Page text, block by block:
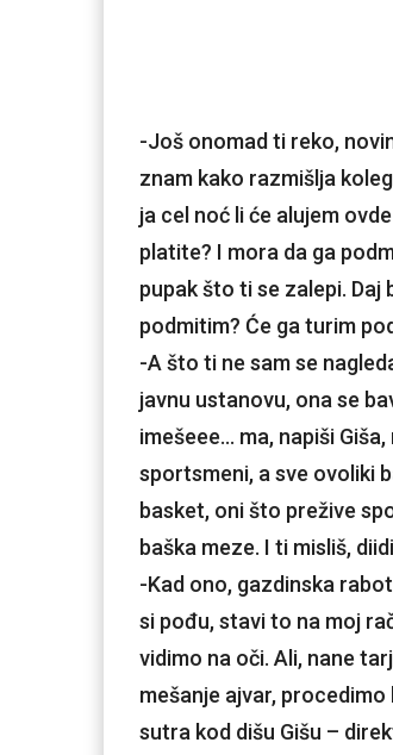
-Još onomad ti reko,
znam kako razmišlja
ja cel noć li će alujem
platite? I mora da ga
pupak što ti se zalepi. Daj
podmitim? Će ga turim
-A što ti ne sam se
javnu ustanovu, ona se
imešeee… ma, napiši
sportsmeni, a sve ovoliki
basket, oni što prežive
baška meze. I ti misliš,
-Kad ono, gazdinska
si pođu, stavi to na moj
vidimo na oči. Ali, nane
mešanje ajvar,
sutra kod dišu Gišu –